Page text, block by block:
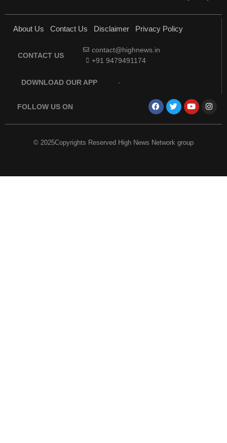
About Us Contact Us Disclaimer Privacy Policy
CONTACT US
contact@highnews.in
+91 9479491174
DOWNLOAD OUR APP
FOLLOW US ON
© 2025Copyrights Reserved High News Network group